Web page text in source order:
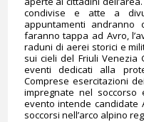
condivise e atte a
appuntamenti
faranno tappa ad Avro,
raduni di aerei storici e
sui cieli del Friuli Venezia
eventi dedicati alla
Comprese esercitazioni
impregnate nel soccorso
evento intende candidate
soccorsi nell’arco alpino